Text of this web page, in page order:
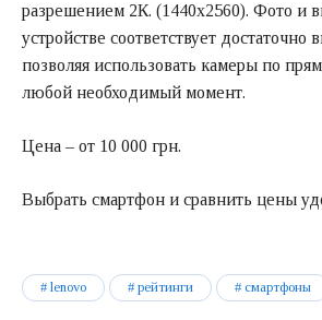
разрешением 2К. (1440х2560). Фото и
устройстве соответствует
позволяя использовать камеры по
любой необходимый момент.
Цена – от 10 000 грн.
Выбрать смартфон и сравнить цены
lenovo рейтинги смартфоны